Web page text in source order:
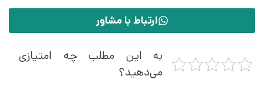
ارتباط با مشاور
به این مطلب چه امتیازی
می‌دهید؟